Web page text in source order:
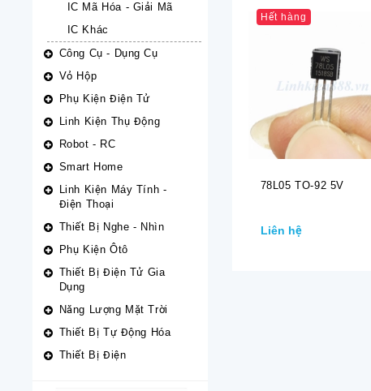
IC Mã Hóa - Giải Mã
IC Khác
Công Cụ - Dụng Cụ
Vỏ Hộp
Phụ Kiện Điện Tử
Linh Kiện Thụ Động
Robot - RC
Smart Home
Linh Kiện Máy Tính -
Điện Thoại
Thiết Bị Nghe - Nhìn
Phụ Kiện Ôtô
Thiết Bị Điện Tử Gia
Dụng
Năng Lượng Mặt Trời
Thiết Bị Tự Động Hóa
Thiết Bị Điện
Hết hàng
78L05 TO-92 5V
Liên hệ